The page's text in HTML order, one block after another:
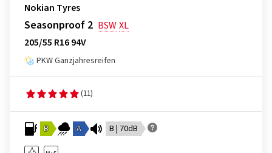
Nokian Tyres
Seasonproof 2 BSWXL
205/55 R16 94V
PKW Ganzjahresreifen
(11)
B A B | 70dB